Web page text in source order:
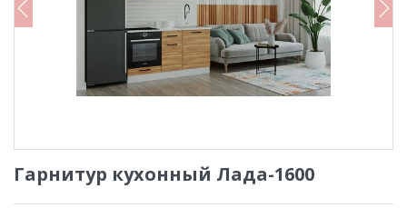
Гарнитур кухонный Лада-1600